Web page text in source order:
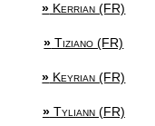
» Kerrian (FR)
» Tiziano (FR)
» Keyrian (FR)
»Tyliann (FR)